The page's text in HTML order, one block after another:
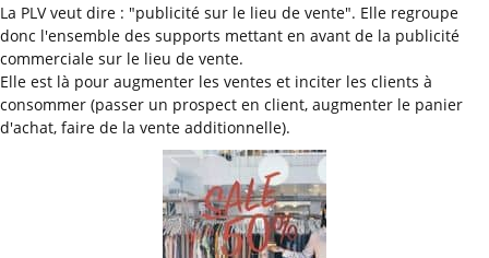
La PLV veut dire : "publicité sur le lieu de vente". Elle regroupe
donc l'ensemble des supports mettant en avant de la publicité
commerciale sur le lieu de vente.
Elle est là pour augmenter les ventes et inciter les clients à
consommer (passer un prospect en client, augmenter le panier
d'achat, faire de la vente additionnelle).